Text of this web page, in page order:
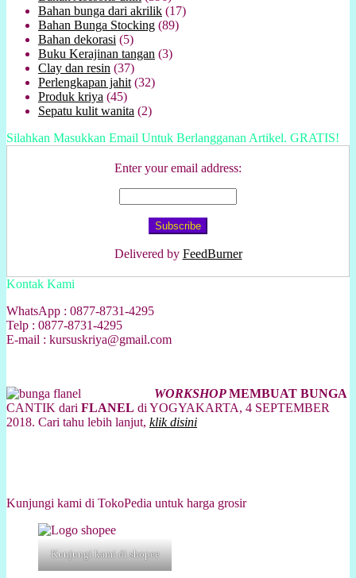
Bahan bunga dari akrilik (17)
Bahan Bunga Stocking (89)
Bahan dekorasi (5)
Buku Kerajinan tangan (3)
Clay dan resin (37)
Perlengkapan jahit (32)
Produk kriya (45)
Sepatu kulit wanita (2)
Silahkan Masukkan Email Untuk Berlangganan Artikel. GRATIS!
Enter your email address:
Delivered by FeedBurner
Kontak Kami
WhatsApp : 0877-8731-4295
Telp : 0877-8731-4295
E-mail : kursuskriya@gmail.com
WORKSHOPMEMBUAT BUNGA
CANTIK dari FLANEL di YOGYAKARTA, 4 SEPTEMBER
2018. Cari tahu lebih lanjut, klik disini
Kunjungi kami di TokoPedia untuk harga grosir
Kunjungi kami di shopee